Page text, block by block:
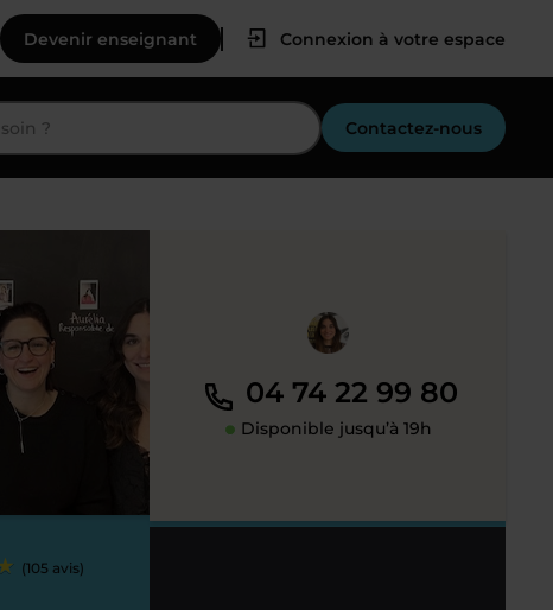
Devenir enseignant Connexion à votre espace
Contactez-nous
(105 avis)
04 74 22 99 80
Disponible jusqu’à 19h